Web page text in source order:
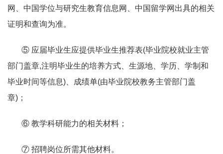
网、中国学位与研究生教育信息网、中国留学网出具的相关
证明和查询为准。
⑤ 应届毕业生应提供毕业生推荐表(毕业院校就业主管
部门盖章,注明毕业生的培养方式、生源地、学历、学制和
毕业时间等信息) 、成绩单(由毕业院校教务主管部门盖
章) ；
⑥ 教学科研能力的相关材料；
⑦ 招聘岗位所需其他材料。